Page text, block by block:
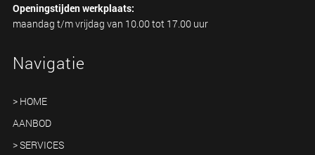
Openingstijden werkplaats:
maandag t/m vrijdag van 10.00 tot 17.00 uur
Navigatie
> HOME
AANBOD
> SERVICES